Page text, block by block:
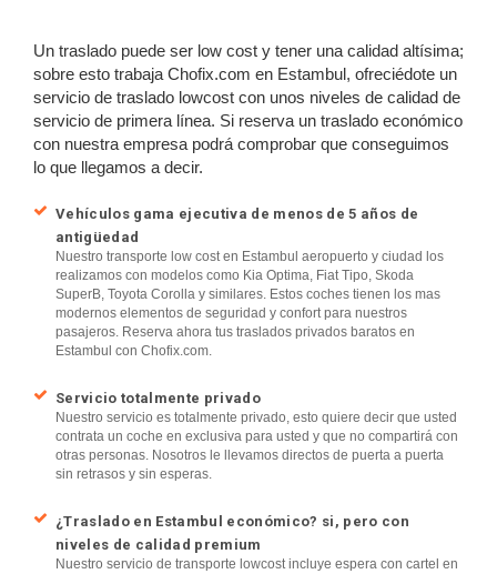
Un traslado puede ser low cost y tener una calidad altísima;
sobre esto trabaja Chofix.com en Estambul, ofreciédote un
servicio de traslado lowcost con unos niveles de calidad de
servicio de primera línea. Si reserva un traslado económico
con nuestra empresa podrá comprobar que conseguimos
lo que llegamos a decir.
Vehículos gama ejecutiva de menos de 5 años de
antigüedad
Nuestro transporte low cost en Estambul aeropuerto y ciudad los
realizamos con modelos como Kia Optima, Fiat Tipo, Skoda
SuperB, Toyota Corolla y similares. Estos coches tienen los mas
modernos elementos de seguridad y confort para nuestros
pasajeros. Reserva ahora tus traslados privados baratos en
Estambul con Chofix.com.
Servicio totalmente privado
Nuestro servicio es totalmente privado, esto quiere decir que usted
contrata un coche en exclusiva para usted y que no compartirá con
otras personas. Nosotros le llevamos directos de puerta a puerta
sin retrasos y sin esperas.
¿Traslado en Estambul económico? si, pero con
niveles de calidad premium
Nuestro servicio de transporte lowcost incluye espera con cartel en